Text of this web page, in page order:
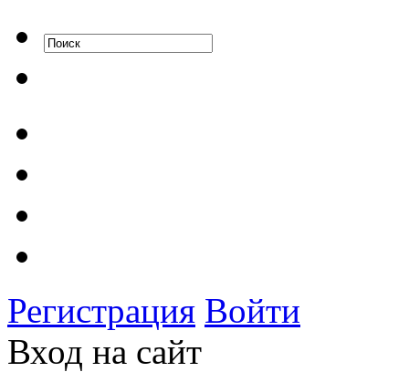
Регистрация Войти
Вход на сайт